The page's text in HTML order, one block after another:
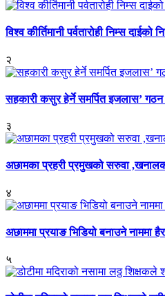
विश्व कीर्तिमानी पर्वतारोही निम्स दाईको
२
सहकारी कसुर हेर्ने समर्पित इजलास’ गठन
३
अछामका प्रहरी प्रमुखको सरुवा
४
अछाममा प्रयाङ भिडियो बनाउने नाममा
५